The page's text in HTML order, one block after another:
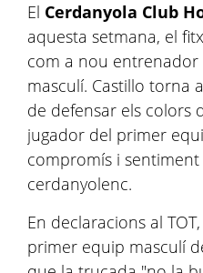
El Cerdanyola Club
aquesta setmana, el
com a nou
masculí. Castillo torna
de defensar els colors
jugador del primer
compromís i
cerdanyolenc.
En declaracions al
primer equip masculí